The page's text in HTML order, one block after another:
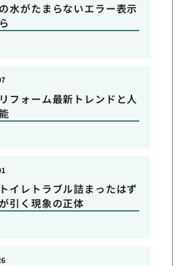
水がたまらないエラー表示
フォーム最新トレンドと人
イレトラブル詰まったはず
引く現象の正体